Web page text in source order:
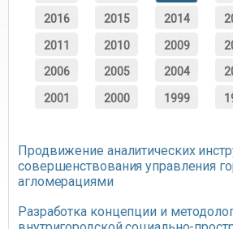
2016 2015 2014
2011 2010 2009
2006 2005 2004
2001 2000 1999
Продвижение аналитических
совершенствования управления
агломерациями
Разработка концепции и